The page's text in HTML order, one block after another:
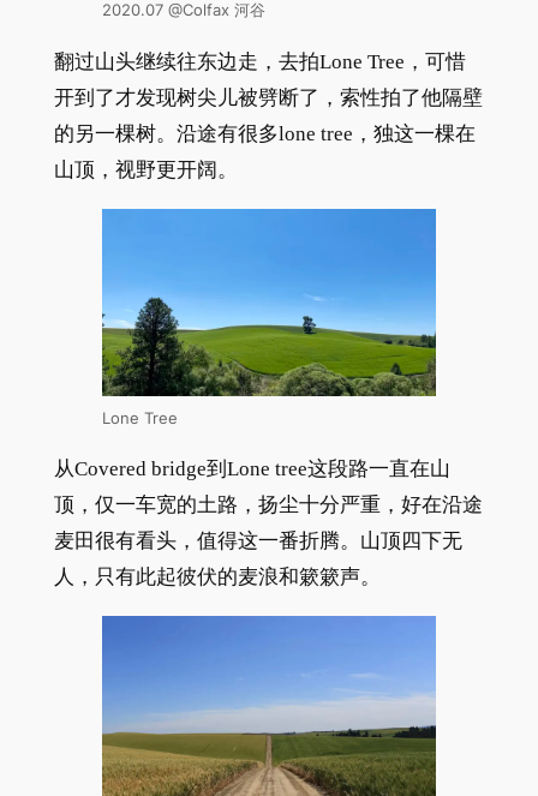
2020.07 @Colfax 河谷
翻过山头继续往东边走，去拍Lone Tree，可惜
开到了才发现树尖儿被劈断了，索性拍了他隔壁
的另一棵树。沿途有很多lone tree，独这一棵在
山顶，视野更开阔。
Lone Tree
从Covered bridge到Lone tree这段路一直在山
顶，仅一车宽的土路，扬尘十分严重，好在沿途
麦田很有看头，值得这一番折腾。山顶四下无
人，只有此起彼伏的麦浪和簌簌声。